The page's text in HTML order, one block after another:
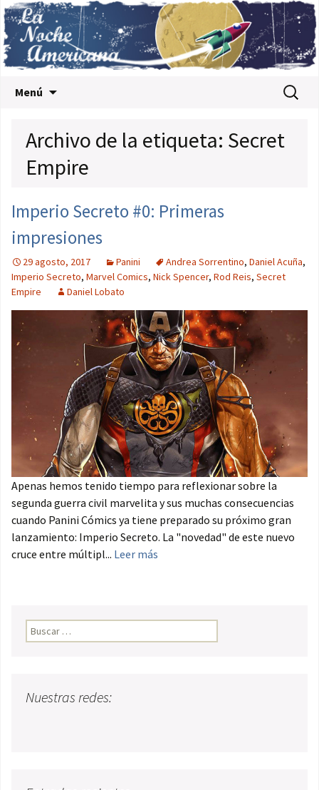
Menú Buscar:
Archivo de la etiqueta: Secret
Empire
Imperio Secreto #0: Primeras
impresiones
29 agosto, 2017 Panini Andrea Sorrentino, Daniel Acuña,
Imperio Secreto, Marvel Comics, Nick Spencer, Rod Reis, Secret
Empire
Daniel Lobato
Apenas hemos tenido tiempo para reflexionar sobre la
segunda guerra civil marvelita y sus muchas consecuencias
cuando Panini Cómics ya tiene preparado su próximo gran
lanzamiento: Imperio Secreto. La "novedad" de este nuevo
cruce entre múltipl... Leer más
Buscar:
Nuestras redes: